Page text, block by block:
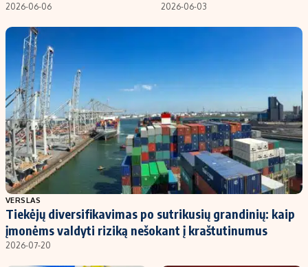
2026-06-06 2026-06-03
VERSLAS
Tiekėjų diversifikavimas po sutrikusių grandinių: kaip
įmonėms valdyti riziką nešokant į kraštutinumus
2026-07-20